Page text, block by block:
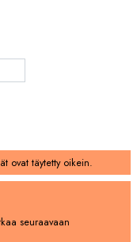
ovat täytetty oikein.
seuraavaan